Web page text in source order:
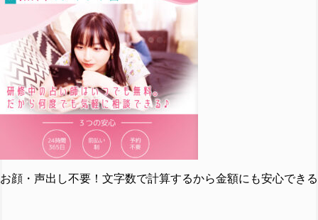
お顔・声出し不要！文字数で計算するから金額にも安心できる